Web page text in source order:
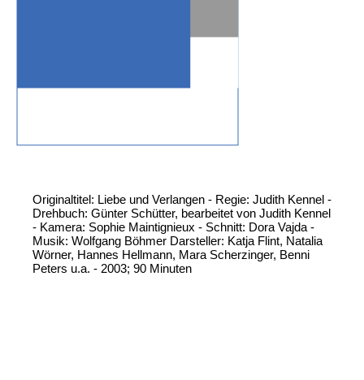
Originaltitel: Liebe und Verlangen - Regie: Judith Kennel -
Drehbuch: Günter Schütter, bearbeitet von Judith Kennel
- Kamera: Sophie Maintignieux - Schnitt: Dora Vajda -
Musik: Wolfgang Böhmer Darsteller: Katja Flint, Natalia
Wörner, Hannes Hellmann, Mara Scherzinger, Benni
Peters u.a. - 2003; 90 Minuten